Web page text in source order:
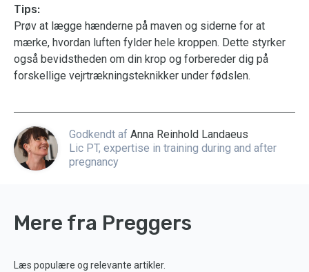
Tips:
Prøv at lægge hænderne på maven og siderne for at
mærke, hvordan luften fylder hele kroppen. Dette styrker
også bevidstheden om din krop og forbereder dig på
forskellige vejrtrækningsteknikker under fødslen.
Godkendt af Anna Reinhold Landaeus
Lic PT, expertise in training during and after
pregnancy
Mere fra Preggers
Læs populære og relevante artikler.